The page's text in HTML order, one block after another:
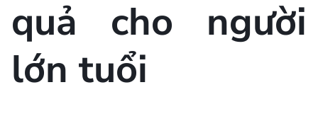
quả cho người
lớn tuổi